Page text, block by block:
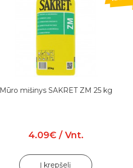
Mūro mišinys SAKRET ZM 25 kg
4.09€ / Vnt.
Į krepšelį